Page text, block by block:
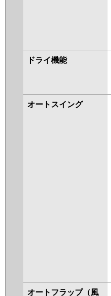
ドライ機能
オートスイング
オートフラップ（風